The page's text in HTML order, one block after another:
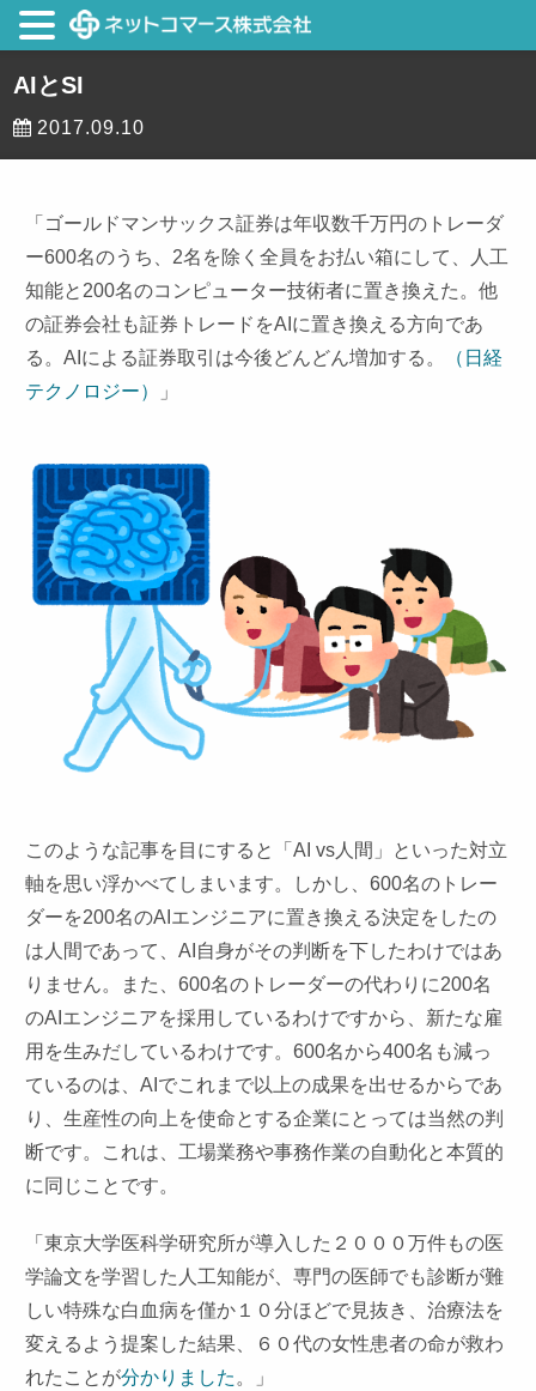
AIとSI
2017.09.10
「ゴールドマンサックス証券は年収数千万円のトレーダ
ー600名のうち、2名を除く全員をお払い箱にして、人工
知能と200名のコンピューター技術者に置き換えた。他
の証券会社も証券トレードをAIに置き換える方向であ
る。AIによる証券取引は今後どんどん増加する。
（日経
テクノロジー）
」
このような記事を目にすると「AI vs人間」といった対立
軸を思い浮かべてしまいます。しかし、600名のトレー
ダーを200名のAIエンジニアに置き換える決定をしたの
は人間であって、AI自身がその判断を下したわけではあ
りません。また、600名のトレーダーの代わりに200名
のAIエンジニアを採用しているわけですから、新たな雇
用を生みだしているわけです。600名から400名も減っ
ているのは、AIでこれまで以上の成果を出せるからであ
り、生産性の向上を使命とする企業にとっては当然の判
断です。これは、工場業務や事務作業の自動化と本質的
に同じことです。
「東京大学医科学研究所が導入した２０００万件もの医
学論文を学習した人工知能が、専門の医師でも診断が難
しい特殊な白血病を僅か１０分ほどで見抜き、治療法を
変えるよう提案した結果、６０代の女性患者の命が救わ
れたことが分かりました 。」